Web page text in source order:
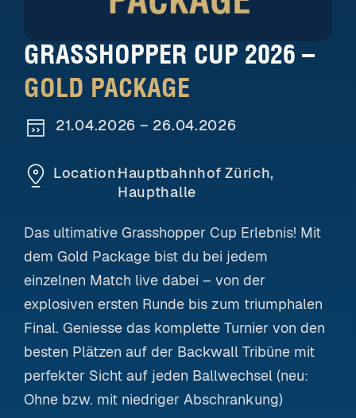
GRASSHOPPER CUP 2026 –
GOLD PACKAGE
21.04.2026 – 26.04.2026
Location:Hauptbahnhof Zürich,
Haupthalle
Das ultimative Grasshopper Cup Erlebnis! Mit
dem Gold Package bist du bei jedem
einzelnen Match live dabei – von der
explosiven ersten Runde bis zum triumphalen
Final. Geniesse das komplette Turnier von den
besten Plätzen auf der Backwall Tribüne mit
perfekter Sicht auf jeden Ballwechsel (neu:
Ohne bzw. mit niedriger Abschrankung)